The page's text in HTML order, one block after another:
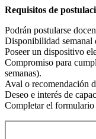
Requisitos de
Podrán postularse
Disponibilidad semanal
Poseer un dispositivo
Compromiso para
semanas).
Aval o recomendación
Deseo e interés de
Completar el